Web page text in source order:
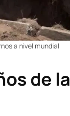
a nivel mundial
de la